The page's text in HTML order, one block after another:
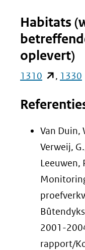
Habitats
oplevert)
1310 (opent
nieuw
website)
, 1330
Van Duin,
Verweij,
Leeuwen,
2001-
rapport/